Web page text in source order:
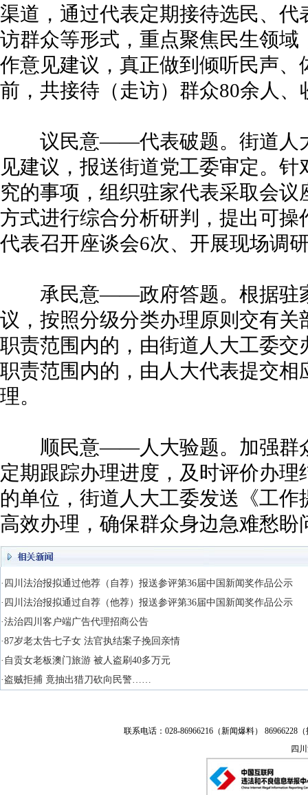
渠道，通过代表定期接待选民、
访群众等形式，重点聚焦民生领
作意见建议，真正做到倾听民声
前，共接待（走访）群众80余人
议民意——代表破题。街道人大
见建议，报送街道党工委审定。
究的事项，组织驻家代表采取会
方式进行综合分析研判，提出可
代表召开座谈会6次、开展现场调
承民意——政府答题。根据驻家
议，按照分级分类办理原则交有
职责范围内的，由街道人大工委
职责范围内的，由人大代表提交
理。
顺民意——人大验题。加强群众
定期跟踪办理进度，及时评价办
的单位，街道人大工委发送《工
高效办理，确保群众身边急难愁
·四川法治报拟通过他荐（自荐）报送参评第36届中国新闻奖作品公示
·四川法治报拟通过自荐（他荐）报送参评第36届中国新闻奖作品公示
·法治四川客户端广告代理招商公告
·87岁老太告七子女 法官执结案子挽回亲情
·自贡女老板澳门旅游 被人盗刷40多万元
·盗贼拒捕 竟抽出猎刀砍向民警……
联系电话：028-86966216（新闻爆料） 86966228
四